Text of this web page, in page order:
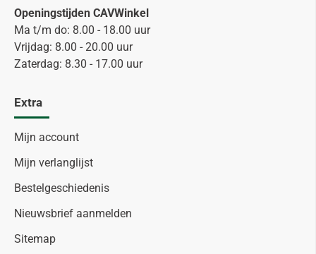
Openingstijden CAVWinkel
Ma t/m do: 8.00 - 18.00 uur
Vrijdag: 8.00 - 20.00 uur
Zaterdag: 8.30 - 17.00 uur
Extra
Mijn account
Mijn verlanglijst
Bestelgeschiedenis
Nieuwsbrief aanmelden
Sitemap